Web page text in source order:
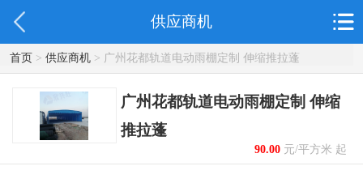
供应商机
首页> 供应商机> 广州花都轨道电动雨棚定制 伸缩推拉蓬
广州花都轨道电动雨棚定制 伸缩
推拉蓬
90.00元/平方米 起